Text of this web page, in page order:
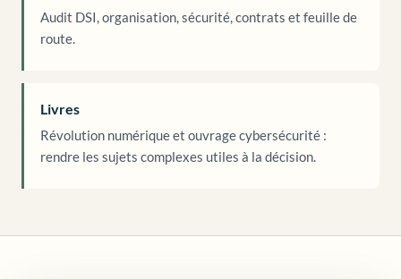
Audit DSI, organisation, sécurité, contrats et feuille de
route.
Livres
Révolution numérique et ouvrage cybersécurité :
rendre les sujets complexes utiles à la décision.